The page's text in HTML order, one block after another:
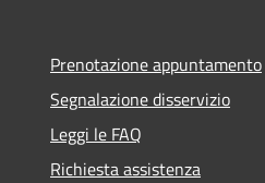
Prenotazione appuntamento
Segnalazione disservizio
Leggi le FAQ
Richiesta assistenza